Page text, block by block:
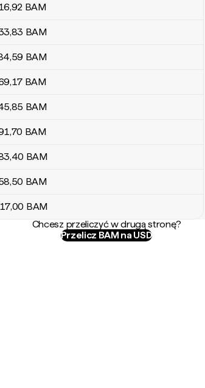
,92 BAM
,83 BAM
,59 BAM
,17 BAM
,85 BAM
,70 BAM
,40 BAM
,50 BAM
,00 BAM
Chcesz przeliczyć w drugą stronę?
Przelicz BAM na USD